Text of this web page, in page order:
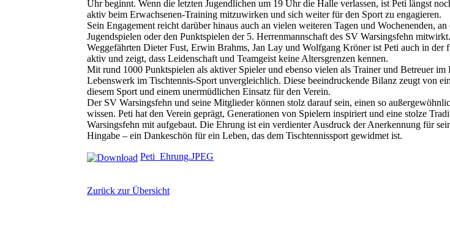
Uhr beginnt. Wenn die letzten Jugendlichen um 19 Uhr die Halle verlassen, ist Peti längst
aktiv beim Erwachsenen-Training mitzuwirken und sich weiter für den Sport zu engagieren.
Sein Engagement reicht darüber hinaus auch an vielen weiteren Tagen und Wochenenden,
Jugendspielen oder den Punktspielen der 5. Herrenmannschaft des SV Warsingsfehn
Weggefährten Dieter Fust, Erwin Brahms, Jan Lay und Wolfgang Kröner ist Peti auch in der
aktiv und zeigt, dass Leidenschaft und Teamgeist keine Altersgrenzen kennen.
Mit rund 1000 Punktspielen als aktiver Spieler und ebenso vielen als Trainer und Betreuer
Lebenswerk im Tischtennis-Sport unvergleichlich. Diese beeindruckende Bilanz zeugt von
diesem Sport und einem unermüdlichen Einsatz für den Verein.
Der SV Warsingsfehn und seine Mitglieder können stolz darauf sein, einen so
wissen. Peti hat den Verein geprägt, Generationen von Spielern inspiriert und eine stolze
Warsingsfehn mit aufgebaut. Die Ehrung ist ein verdienter Ausdruck der Anerkennung für
Hingabe – ein Dankeschön für ein Leben, das dem Tischtennissport gewidmet ist.
Peti_Ehrung.JPEG
Zurück zur Übersicht